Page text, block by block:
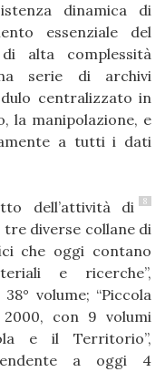
dinamica di
essenziale del
alta complessità
serie di archivi
centralizzato in
la manipolazione, e
a tutti i dati
8
dell’attività di
tre diverse collane di
che oggi contano
e ricerche”,
volume; “Piccola
2000, con 9 volumi
e il Territorio”,
a oggi 4